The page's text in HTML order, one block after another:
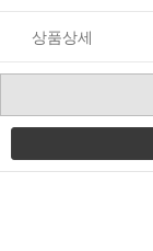
상품상세